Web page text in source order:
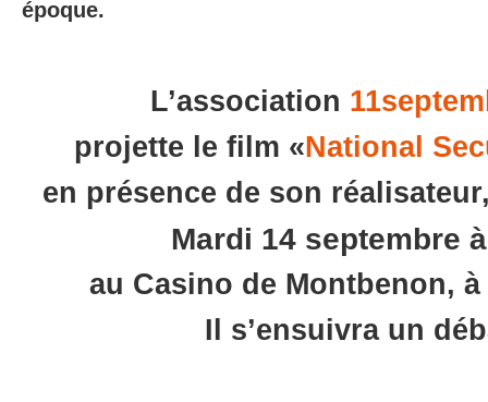
époque.
L’association
projette le film «National
en présence de son
Mardi 14 septembre
au Casino de Montbenon,
Il s’ensuivra un